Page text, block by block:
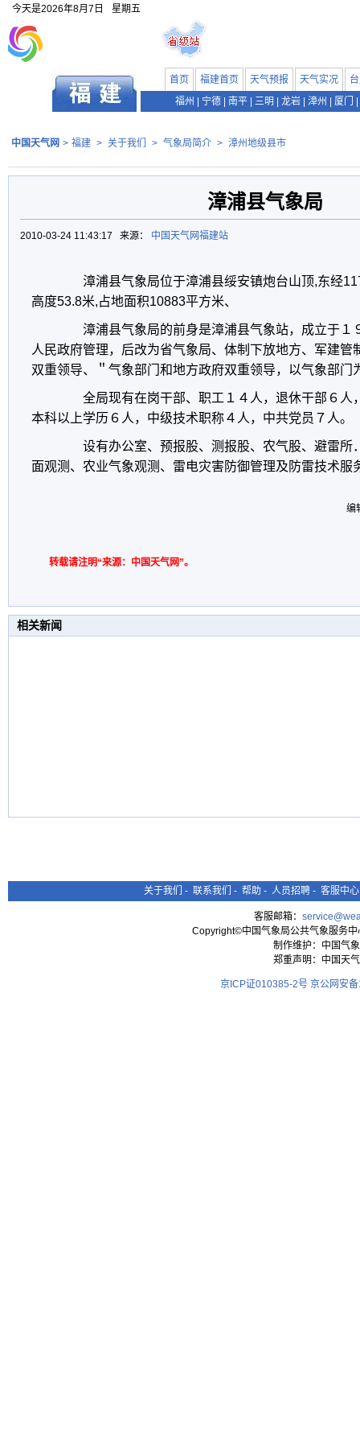
今天是2026年8月7日 星期五
首页 福建首页 天气预报 天气实况
福州
宁德 南平 三明 龙岩 漳州 厦门
中国天气网 > 福建 > 关于我们 > 气象局简介 > 漳州地级县市
漳浦县气象局
2010-03-24 11:43:17 来源： 中国天气网福建站
漳浦县气象局位于漳浦县绥安镇炮台山顶,东经
高度53.8米,占地面积10883平方米、
漳浦县气象局的前身是漳浦县气象站，成立于１
人民政府管理，后改为省气象局、体制下放地方、军建管
双重领导、＂气象部门和地方政府双重领导，以气象部门
全局现有在岗干部、职工１４人，退休干部６人
本科以上学历６人，中级技术职称４人，中共党员７人。
设有办公室、预报股、测报股、农气股、避雷所
面观测、农业气象观测、雷电灾害防御管理及防雷技术服
编
转载请注明“来源：中国天气网”。
相关新闻
关于我们 - 联系我们 - 帮助 - 人员招聘 - 客服中心
客服邮箱：
Copyright©中国气象局公共气象服务
制作维护：中国气
郑重声明：中国天
京ICP证010385-2号 京公网安